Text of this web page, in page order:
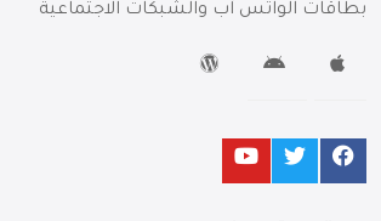
بطاقات الواتس آب والشبكات الاجتماعية